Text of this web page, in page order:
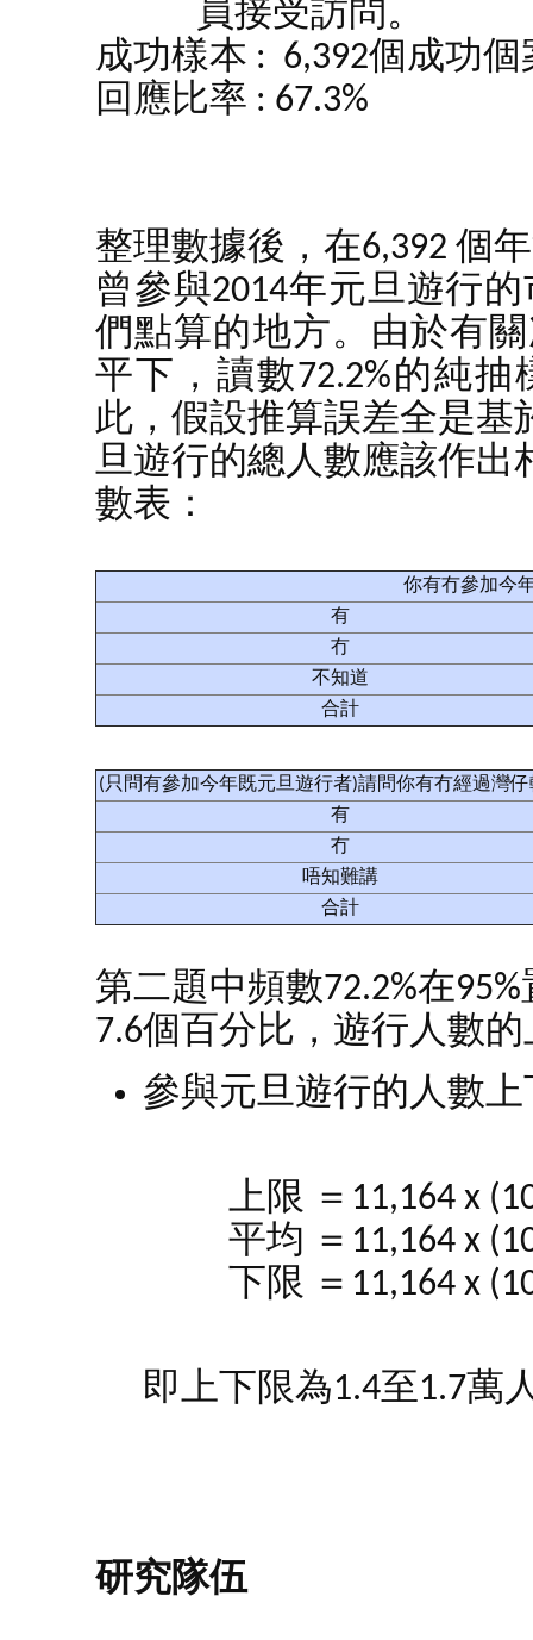
員接受訪問。
成功樣本 : 6,392個成功個
回應比率 : 67.3%
整理數據後，在6,392 個
曾參與2014年元旦遊行
們點算的地方。由於有
平下，讀數72.2%的純
此，假設推算誤差全是基
旦遊行的總人數應該作出
數表：
你有冇參加今
有
冇
不知道
合計
(只問有參加今年既元旦遊行者)請問你有冇經過灣
有
冇
唔知難講
合計
第二題中頻數72.2%在
7.6個百分比，遊行人數
參與元旦遊行的人數
上限 ＝11,164 x
平均 ＝11,164 x
下限 ＝11,164 x
即上下限為1.4至1.7萬
研究隊伍